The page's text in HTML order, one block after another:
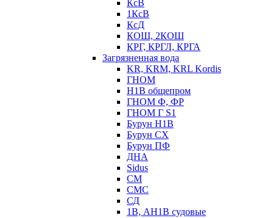
КсВ
1КсВ
КсД
КОШ, 2КОШ
КРГ, КРГЛ, КРГА
Загрязненная вода
KR, KRM, KRL Kordis
ГНОМ
Н1В общепром
ГНОМ Ф, ФР
ГНОМ Г S1
Бурун Н1В
Бурун СХ
Бурун ПФ
ДНА
Sidus
СМ
СМС
СД
1В, АН1В судовые